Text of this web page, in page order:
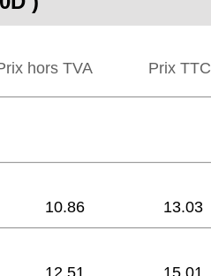
hors TVA Prix ​​TTC
10.86 13.03